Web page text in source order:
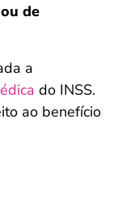
de
a
do INSS.
ao benefício